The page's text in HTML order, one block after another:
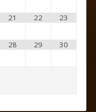
21 22 23
28 29 30